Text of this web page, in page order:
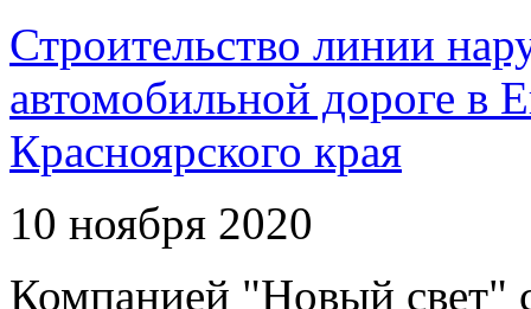
Строительство линии
автомобильной дороге в
Красноярского края
10 ноября 2020
Компанией "Новый свет"